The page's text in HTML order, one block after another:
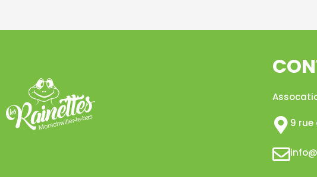
9 rue